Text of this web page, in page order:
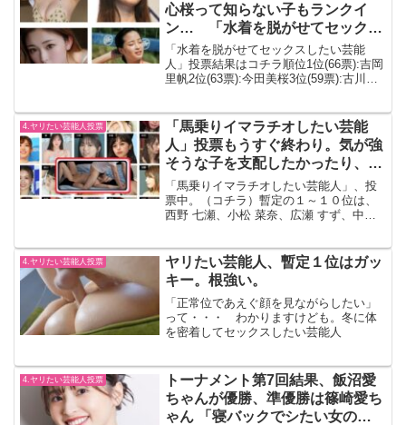
心桜って知らない子もランクイ
ン… 「水着を脱がせてセックス
したい芸能人」
「水着を脱がせてセックスしたい芸能
人」投票結果はコチラ順位1位(66票):吉岡
里帆2位(63票):今田美桜3位(59票):古川優
(36票)...
4.ヤリたい芸能人投票
「馬乗りイマラチオしたい芸能
人」投票もうすぐ終わり。気が強
そうな子を支配したかったり、真
面目そうな子にして背徳感を感じ
たかったり
「馬乗りイマラチオしたい芸能人」、投
票中。（コチラ）暫定の１～１０位は、
西野 七瀬、小松 菜奈、広瀬 すず、中条
りたいプレイは、「フガフガ言わせてイ
マラチ...
4.ヤリたい芸能人投票
ヤリたい芸能人、暫定１位はガッ
キー。根強い。
「正常位であえぐ顔を見ながらしたい」
って・・・ わかりますけども。冬に体
を密着してセックスしたい芸能人
4.ヤリたい芸能人投票
トーナメント第7回結果、飯沼愛
ちゃんが優勝、準優勝は篠崎愛ち
ゃん 「寝バックでシたい女の